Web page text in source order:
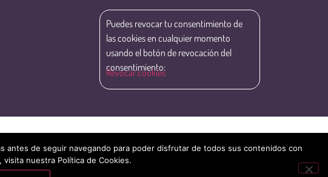
Puedes revocar tu consentimiento de
las cookies en cualquier momento
usando el botón de revocación del
consentimiento:
Revocar cookies
antes de seguir navegando para poder disfrutar de todos sus contenidos con
nuestra Política de Cookies.